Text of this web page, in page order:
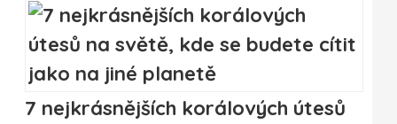
7 nejkrásnějších korálových útesů